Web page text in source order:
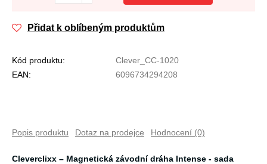
Přidat k oblíbeným produktům
Kód produktu:
Clever_CC-1020
EAN:
6096734294208
Popis produktu Dotaz na prodejce Hodnocení (0)
Cleverclixx – Magnetická závodní dráha Intense - sada